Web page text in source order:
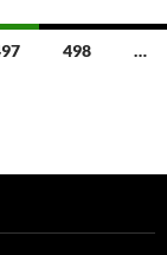
498 …